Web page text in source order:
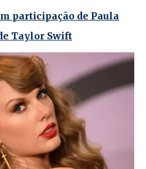
participação de Paula
Taylor Swift